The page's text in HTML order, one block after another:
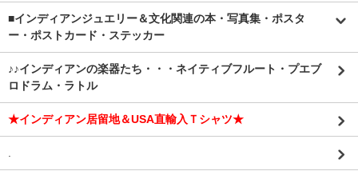
■インディアンジュエリー＆文化関連の本・写真集・ポスタ
ー・ポストカード・ステッカー
♪♪インディアンの楽器たち・・・ネイティブフルート・プエブ
ロドラム・ラトル
★インディアン居留地＆USA直輸入Ｔシャツ★
.